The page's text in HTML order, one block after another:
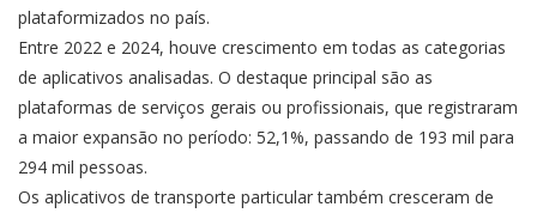
plataformizados no país.
Entre 2022 e 2024, houve crescimento em todas as categorias
de aplicativos analisadas. O destaque principal são as
plataformas de serviços gerais ou profissionais, que registraram
a maior expansão no período: 52,1%, passando de 193 mil para
294 mil pessoas.
Os aplicativos de transporte particular também cresceram de